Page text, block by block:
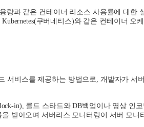
량과 같은 컨테이너 리소스 사용률에 대한
Kubernetes(쿠버네티스)와 같은 컨테이너 오
서비스를 제공하는 방법으로
개발자가 서
in), 콜드 스타드와DB백업이나 영상 인
받아오며 서버리스 모니터링이 서버 모니